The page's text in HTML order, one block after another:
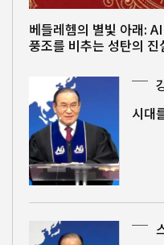
베들레헴의 별빛 아래:
풍조를 비추는 성탄의 진
시대